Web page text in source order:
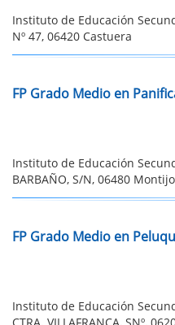
Instituto de Educación
Nº 47, 06420 Castuera
FP Grado Medio en
Instituto de Educación
BARBAÑO, S/N, 06480 Montijo
FP Grado Medio en
Instituto de Educación